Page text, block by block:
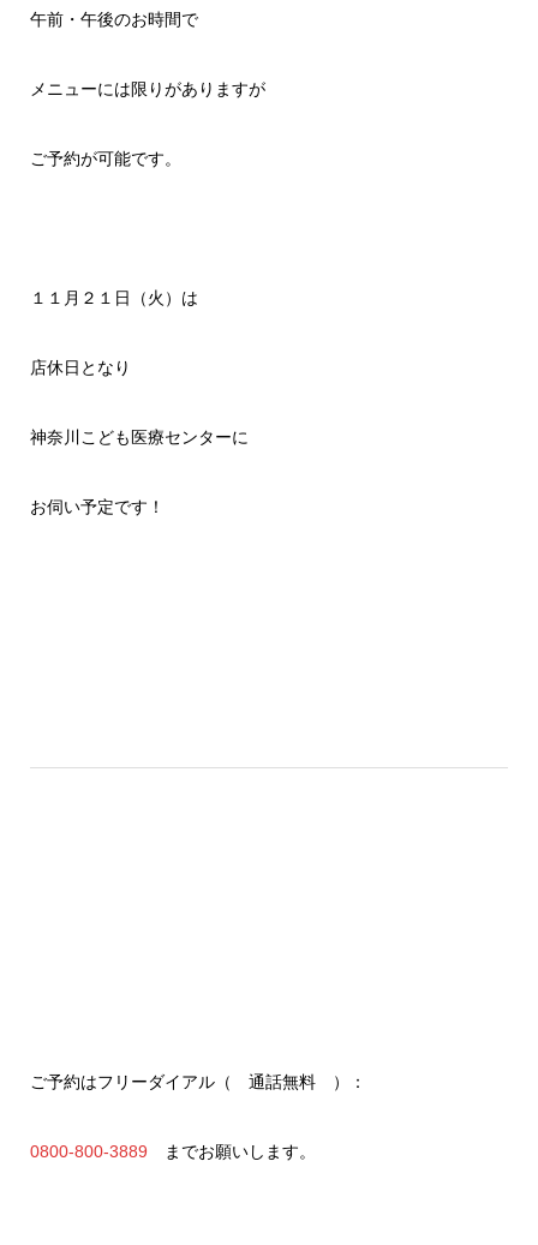
午前・午後のお時間で
メニューには限りがありますが
ご予約が可能です。
１１月２１日（火）は
店休日となり
神奈川こども医療センターに
お伺い予定です！
ご予約はフリーダイアル（ 通話無料 ）：
0800-800-3889 までお願いします。